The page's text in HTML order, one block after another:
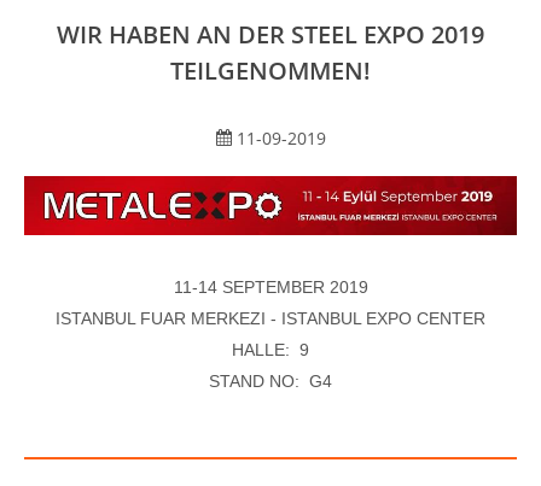
WIR HABEN AN DER STEEL EXPO 2019
TEILGENOMMEN!
11-09-2019
11-14 SEPTEMBER 2019
ISTANBUL FUAR MERKEZI - ISTANBUL EXPO CENTER
HALLE: 9
STAND NO: G4